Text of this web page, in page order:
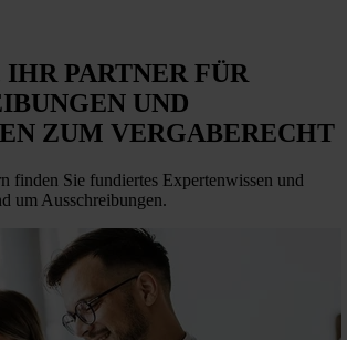
IHR PARTNER FÜR
UND
ZUM VERGABERECHT
finden Sie fundiertes Expertenwissen und
um Ausschreibungen.